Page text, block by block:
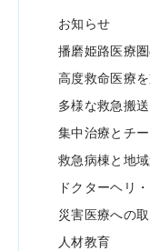
お知らせ
播磨姫路医療
高度救命医療
多様な救急搬
集中治療とチ
救急病棟と地
ドクターヘリ
災害医療への
人材教育